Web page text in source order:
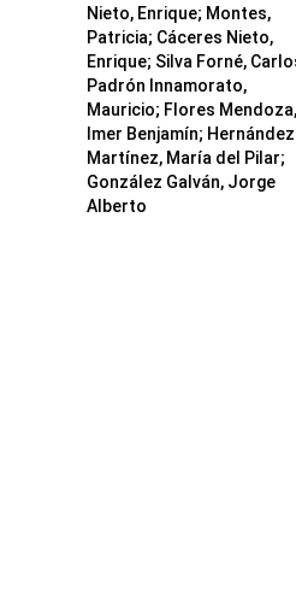
Nieto, Enrique; Montes,
Patricia; Cáceres Nieto,
Enrique; Silva Forné,
Padrón Innamorato,
Mauricio; Flores Mendoza,
Imer Benjamín; Hernández
Martínez, María del Pilar;
González Galván, Jorge
Alberto